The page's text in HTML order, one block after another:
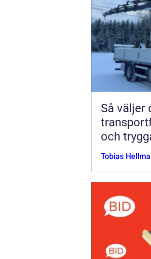
Så väljer
och
Tobias